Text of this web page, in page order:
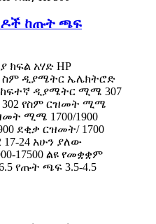
ከጡት ጫፍ
ክፍል አሃድ HP
ስም ዲያሜትር ኤሌክትሮድ
ከፍተኛ ዲያሜትር ሚሜ 307
የስም ርዝመት ሚሜ
ሚሜ 1700/1900
ደቂቃ ርዝመት/ 1700
24 አሁን ያለው
17500 ልዩ የመቋቋም
የጡት ጫፍ 3.5-4.5